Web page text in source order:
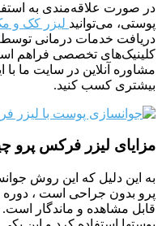
در صورت علاقه‌مندی به
پوستی، می‌توانید لیزر کک و
دریافت خدمات درمانی
کلینیک‌های تخصصی فراهم
مشاوره آنلاین در سایت ما با
بیشتری کسب کنید.
مزایای لیزر فرکس پرو
به این دلیل که این روش
پرو بدون جراحی است ، دوره
قابل مشاهده و ماندگار است.